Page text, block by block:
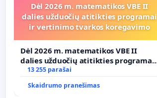
Dėl 2026 m. matematikos VBE II
dalies užduočių atitikties programai
ir vertinimo tvarkos koregavimo
Dėl 2026 m. matematikos VBE II
dalies užduočių atitikties programai
ir vertinimo tvarkos koregavimo
13 255 parašai
Skaidrumo pranešimas